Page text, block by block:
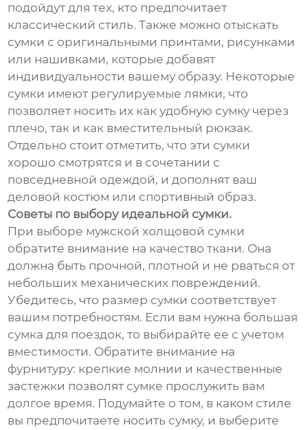
подойдут для тех, кто предпочитает
классический стиль. Также можно отыскать
сумки с оригинальными принтами, рисунками
или нашивками, которые добавят
индивидуальности вашему образу. Некоторые
сумки имеют регулируемые лямки, что
позволяет носить их как удобную сумку через
плечо, так и как вместительный рюкзак.
Отдельно стоит отметить, что эти сумки
хорошо смотрятся и в сочетании с
повседневной одеждой, и дополнят ваш
деловой костюм или спортивный образ.
Советы по выбору идеальной сумки.
При выборе мужской холщовой сумки
обратите внимание на качество ткани. Она
должна быть прочной, плотной и не рваться от
небольших механических повреждений.
Убедитесь, что размер сумки соответствует
вашим потребностям. Если вам нужна большая
сумка для поездок, то выбирайте ее с учетом
вместимости. Обратите внимание на
фурнитуру: крепкие молнии и качественные
застежки позволят сумке прослужить вам
долгое время. Подумайте о том, в каком стиле
вы предпочитаете носить сумку, и выберите